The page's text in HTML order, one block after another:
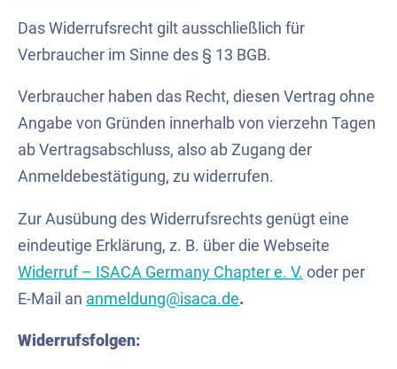
Das Widerrufsrecht gilt ausschließlich für
Verbraucher im Sinne des § 13 BGB.
Verbraucher haben das Recht, diesen Vertrag ohne
Angabe von Gründen innerhalb von vierzehn Tagen
ab Vertragsabschluss, also ab Zugang der
Anmeldebestätigung, zu widerrufen.
Zur Ausübung des Widerrufsrechts genügt eine
eindeutige Erklärung, z. B. über die Webseite
Widerruf – ISACA Germany Chapter e. V. oder per
E-Mail an anmeldung@isaca.de.
Widerrufsfolgen: